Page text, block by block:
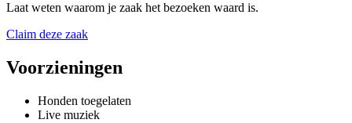
Laat weten waarom je zaak het bezoeken waard is.
Claim deze zaak
Voorzieningen
Honden toegelaten
Live muziek